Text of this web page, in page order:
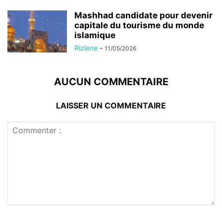
Mashhad candidate pour devenir
capitale du tourisme du monde
islamique
Rizlene - 11/05/2026
AUCUN COMMENTAIRE
LAISSER UN COMMENTAIRE